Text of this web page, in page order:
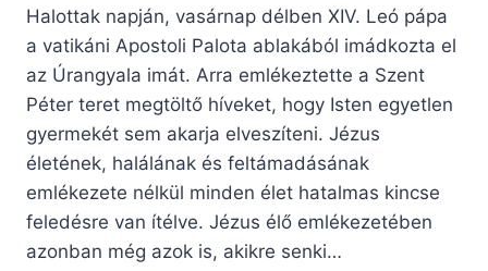
Halottak napján, vasárnap délben XIV. Leó pápa
a vatikáni Apostoli Palota ablakából imádkozta el
az Úrangyala imát. Arra emlékeztette a Szent
Péter teret megtöltő híveket, hogy Isten egyetlen
gyermekét sem akarja elveszíteni. Jézus
életének, halálának és feltámadásának
emlékezete nélkül minden élet hatalmas kincse
feledésre van ítélve. Jézus élő emlékezetében
azonban még azok is, akikre senki…